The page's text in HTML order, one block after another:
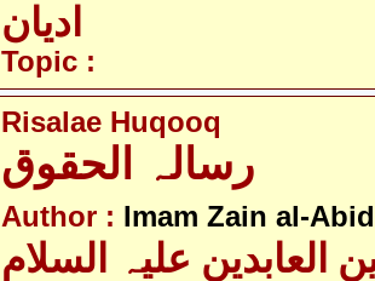
ادیان
Topic :
Risalae Huqooq
رسالہ الحقوق
Author : Imam Zain al-